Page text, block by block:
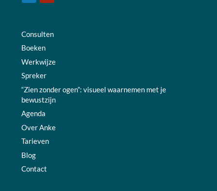
Consulten
Boeken
Werkwijze
Spreker
“Zien zonder ogen”: visueel waarnemen met je
bewustzijn
Agenda
Over Anke
Tarieven
Blog
Contact